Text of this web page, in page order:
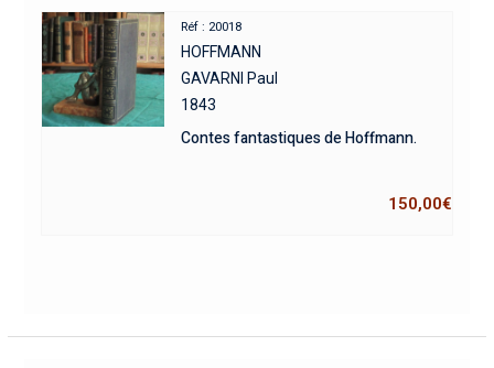
Réf : 20018
HOFFMANN
GAVARNI Paul
1843
Contes fantastiques de Hoffmann.
150,00€